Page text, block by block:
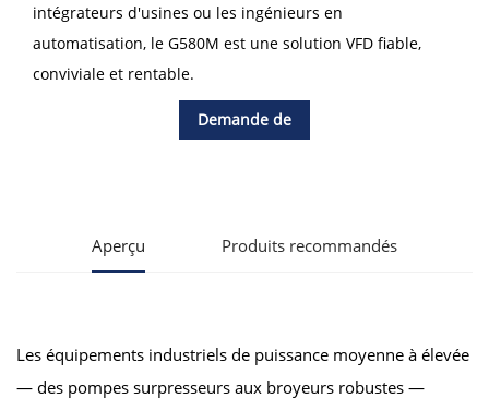
intégrateurs d'usines ou les ingénieurs en
automatisation, le G580M est une solution VFD fiable,
conviviale et rentable.
Demande de
Aperçu Produits recommandés
Les équipements industriels de puissance moyenne à élevée
— des pompes surpresseurs aux broyeurs robustes —